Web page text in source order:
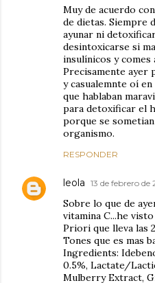
Muy de acuerdo
de dietas. Siempre
ayunar ni
desintoxicarse si
insulínicos y comes
Precisamente ayer
y casualemnte oí
que hablaban
para detoxificar el
porque se
organismo.
RESPONDER
leola 13 de febrero de
Sobre lo que de
vitamina C...he
Priori que lleva las
Tones que es mas
Ingredients:
0.5%, Lactate/
Mulberry Extract,